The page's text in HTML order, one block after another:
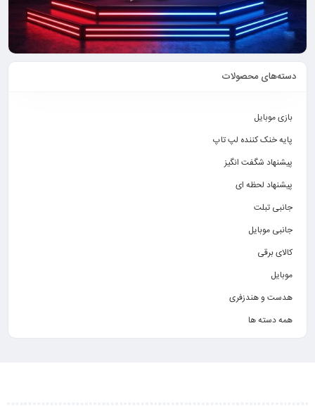
دسته‌های محصولات
بازی موبایل
پایه خنک کننده لپ تاپ
پیشنهاد شگفت انگیز
پیشنهاد لحظه ای
جانبی تبلت
جانبی موبایل
کالای برقی
موبایل
هدست و هندزفری
همه دسته ها